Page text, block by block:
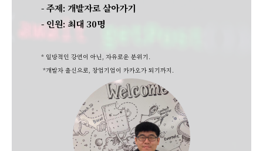
- 주제: 개발자로 살아가기
- 인원: 최대 30명
* 일방적인 강연이 아닌, 자유로운 분위기.
*개발자 출신으로, 창업기업이 카카오가 되기까지.